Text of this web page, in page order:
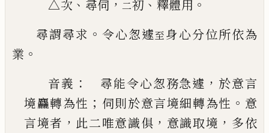
△次 、 尋伺 ， 二初 、 釋體用 。
尋謂尋求 。 令心怱遽至身心分位所依為
業 。
音義 ： 尋能令心怱務急遽 ， 於意言
境麤轉為性 ； 伺則於意言境細轉為性 。 意
言境者 ， 此二唯意識俱 ， 意識取境 ， 多依